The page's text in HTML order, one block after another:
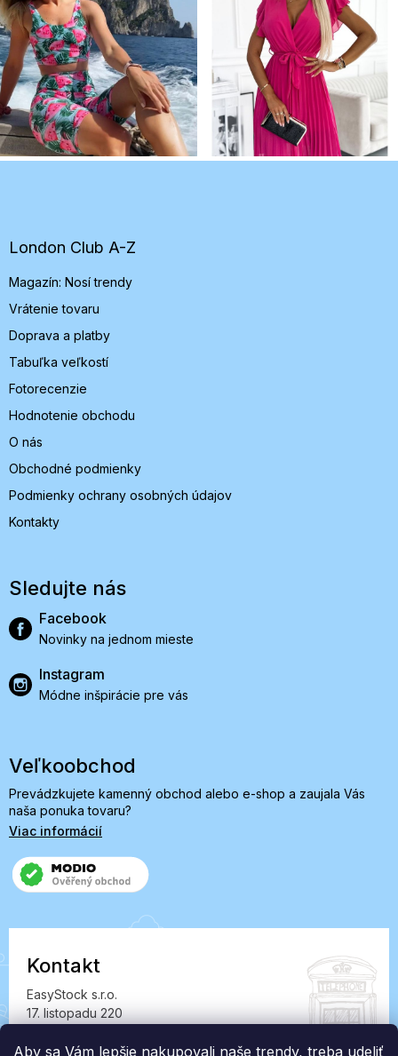
Aby sa Vám lepšie nakupovali naše trendy, treba udeliť
e
London Club A-Z
Magazín: Nosí trendy
Vrátenie tovaru
Doprava a platby
Tabuľka veľkostí
Fotorecenzie
Hodnotenie obchodu
O nás
Obchodné podmienky
Podmienky ochrany osobných údajov
Kontakty
Sledujte nás
Facebook
Novinky na jednom mieste
Instagram
Módne inšpirácie pre vás
Veľkoobchod
Prevádzkujete kamenný obchod alebo e-shop a zaujala Vás
naša ponuka tovaru?
Viac informácií
Kontakt
EasyStock s.r.o.
17. listopadu 220
IČ: 07727402, DIČ: CZ07727402